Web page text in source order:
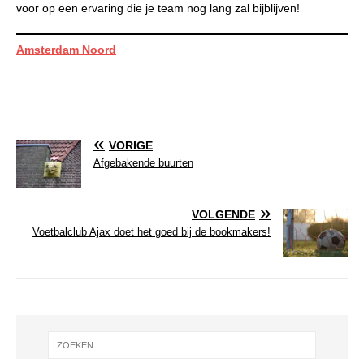
voor op een ervaring die je team nog lang zal bijblijven!
Amsterdam Noord
VORIGE
Afgebakende buurten
VOLGENDE
Voetbalclub Ajax doet het goed bij de bookmakers!